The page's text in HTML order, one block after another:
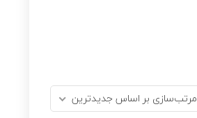
مرتب‌سازی بر اساس جدیدترین